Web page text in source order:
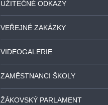
UŽITEČNÉ ODKAZY
VEŘEJNÉ ZAKÁZKY
VIDEOGALERIE
ZAMĚSTNANCI ŠKOLY
ŽÁKOVSKÝ PARLAMENT